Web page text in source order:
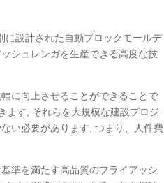
に設計された自動ブロックモールデ
シュレンガを生産できる高度な技
に向上させることができることで
ます, それらを大規模な建設プロジ
い必要があります, つまり、人件費
準を満たす高品質のフライアッシ